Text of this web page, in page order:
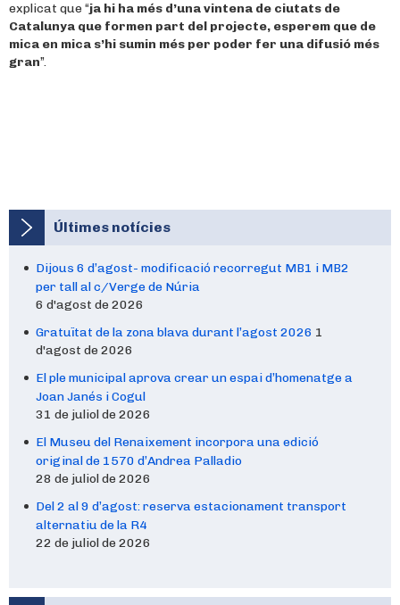
explicat que “ja hi ha més d’una vintena de ciutats de
Catalunya que formen part del projecte, esperem que de
mica en mica s’hi sumin més per poder fer una difusió més
gran”.
Últimes notícies
Dijous 6 d’agost- modificació recorregut MB1 i MB2
per tall al c/Verge de Núria
6 d'agost de 2026
Gratuïtat de la zona blava durant l’agost 2026 1
d'agost de 2026
El ple municipal aprova crear un espai d’homenatge a
Joan Janés i Cogul
31 de juliol de 2026
El Museu del Renaixement incorpora una edició
original de 1570 d’Andrea Palladio
28 de juliol de 2026
Del 2 al 9 d’agost: reserva estacionament transport
alternatiu de la R4
22 de juliol de 2026